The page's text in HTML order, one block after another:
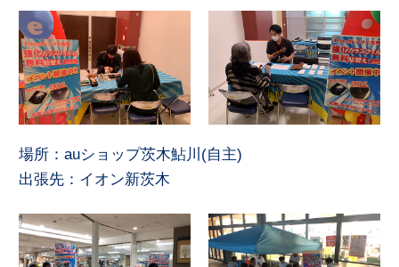
場所：auショップ茨木鮎川(自主)
出張先：イオン新茨木